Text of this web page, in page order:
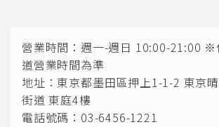
營業時間：週一-週日 10:00-21:00 ※
道營業時間為準
地址：東京都墨田區押上1-1-2 東京
街道 東庭4樓
電話號碼：03-6456-1221